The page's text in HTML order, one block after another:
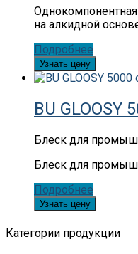
на алкидной
Подробнее
Узнать цену
BU GLOOSY
Блеск для
Блеск для
Подробнее
Узнать цену
Категории продукции